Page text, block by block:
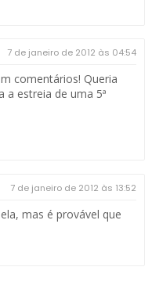
7 de janeiro de 2012 às 04:54
comentários! Queria
a estreia de uma 5ª
7 de janeiro de 2012 às 13:52
mas é provável que